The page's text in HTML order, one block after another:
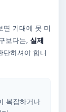
면 기대에 못 미
보다는, 실제
단하셔야 합니
복잡하거나